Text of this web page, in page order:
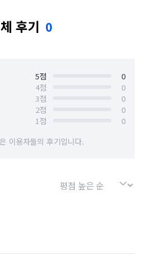
후기 0
5점
0
4점
0
3점
0
2점
0
1점
0
이용자들의 후기입니다.